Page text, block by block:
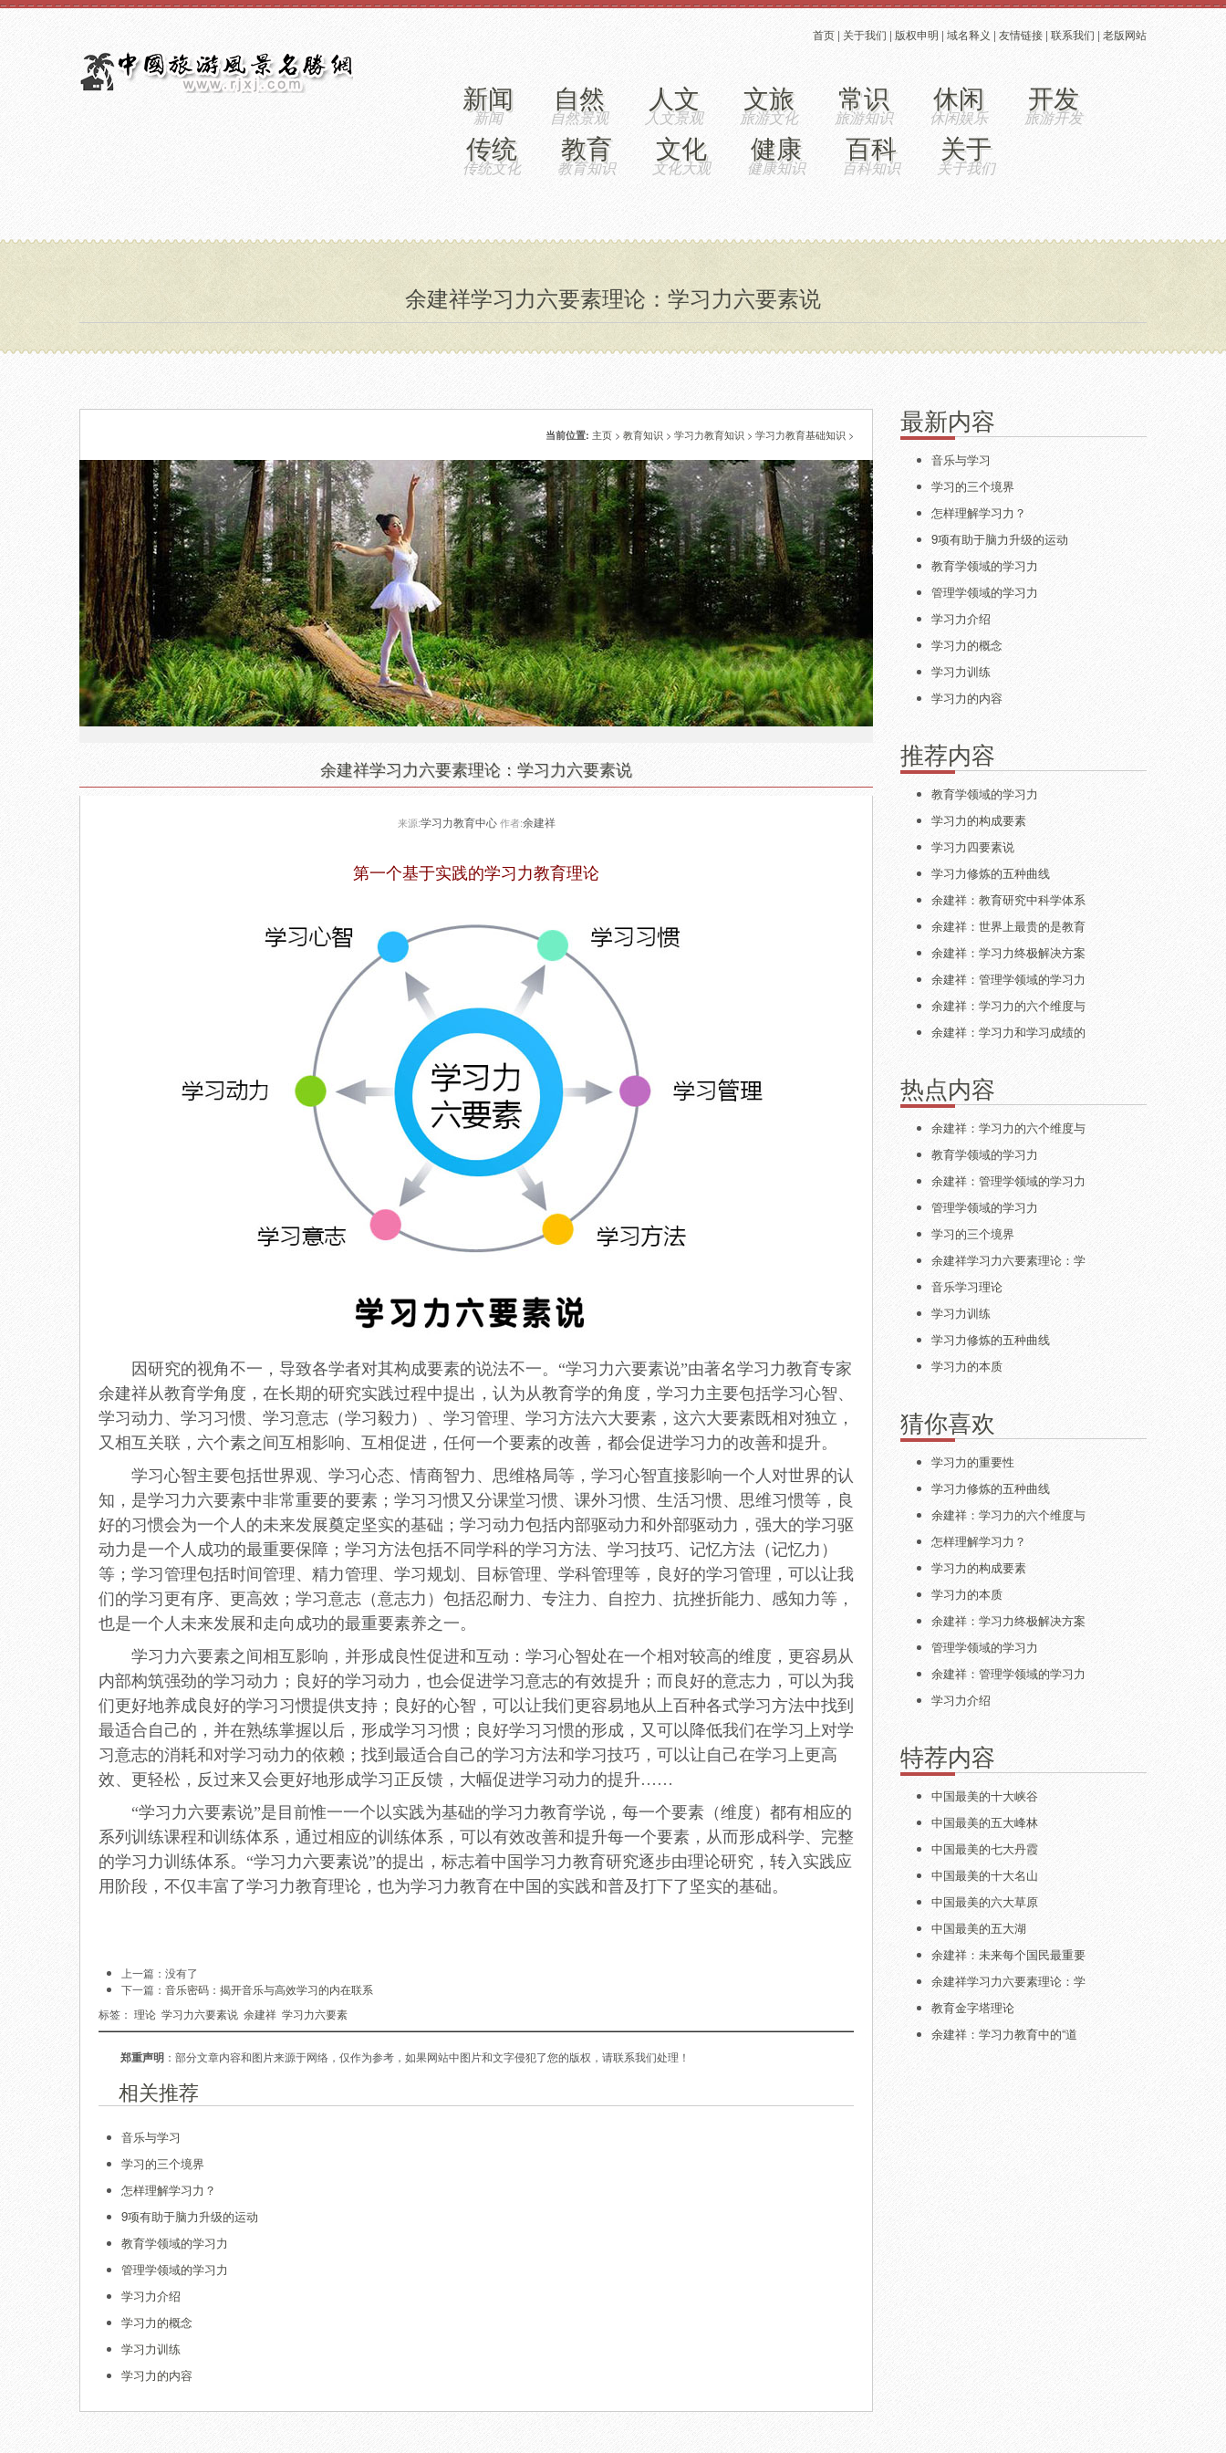
首页 | 关于我们 | 版权申明 | 域名释义 | 友情链接 | 联系我们 | 老版网站
新闻 自然 人文 文旅 常识 休闲
开发
传统
教育 文化 健康 百科 关于
余建祥学习力六要素理论：学习力六要素说
当前位置: 主页 > 教育知识 > 学习力教育知识 > 学习力教育基础知识 >
余建祥学习力六要素理论：学习力六要素说
来源:学习力教育中心作者:余建祥
第一个基于实践的学习力教育理论
因研究的视角不一，导致各学者对其构成要素的说法不一。“学习力六要素说”由著名学习力教育专家
余建祥从教育学角度，在长期的研究实践过程中提出，认为从教育学的角度，学习力主要包括学习心智、
学习动力、学习习惯、学习意志（学习毅力）、学习管理、学习方法六大要素，这六大要素既相对独立，
又相互关联，六个素之间互相影响、互相促进，任何一个要素的改善，都会促进学习力的改善和提升。
学习心智主要包括世界观、学习心态、情商智力、思维格局等，学习心智直接影响一个人对世界的认
知，是学习力六要素中非常重要的要素；学习习惯又分课堂习惯、课外习惯、生活习惯、思维习惯等，良
好的习惯会为一个人的未来发展奠定坚实的基础；学习动力包括内部驱动力和外部驱动力，强大的学习驱
动力是一个人成功的最重要保障；学习方法包括不同学科的学习方法、学习技巧、记忆方法（记忆力）
等；学习管理包括时间管理、精力管理、学习规划、目标管理、学科管理等，良好的学习管理，可以让我
们的学习更有序、更高效；学习意志（意志力）包括忍耐力、专注力、自控力、抗挫折能力、感知力等，
也是一个人未来发展和走向成功的最重要素养之一。
学习力六要素之间相互影响，并形成良性促进和互动：学习心智处在一个相对较高的维度，更容易从
内部构筑强劲的学习动力；良好的学习动力，也会促进学习意志的有效提升；而良好的意志力，可以为我
们更好地养成良好的学习习惯提供支持；良好的心智，可以让我们更容易地从上百种各式学习方法中找到
最适合自己的，并在熟练掌握以后，形成学习习惯；良好学习习惯的形成，又可以降低我们在学习上对学
习意志的消耗和对学习动力的依赖；找到最适合自己的学习方法和学习技巧，可以让自己在学习上更高
效、更轻松，反过来又会更好地形成学习正反馈，大幅促进学习动力的提升……
“学习力六要素说”是目前惟一一个以实践为基础的学习力教育学说，每一个要素（维度）都有相应的
系列训练课程和训练体系，通过相应的训练体系，可以有效改善和提升每一个要素，从而形成科学、完整
的学习力训练体系。“学习力六要素说”的提出，标志着中国学习力教育研究逐步由理论研究，转入实践应
用阶段，不仅丰富了学习力教育理论，也为学习力教育在中国的实践和普及打下了坚实的基础。
上一篇：没有了
下一篇： 音乐密码：揭开音乐与高效学习的内在联系
标签： 理论 学习力六要素说 余建祥 学习力六要素
郑重声明 ：部分文章内容和图片来源于网络，仅作为参考，如果网站中图片和文字侵犯了您的版权，请联系我们处理！
相关推荐
音乐与学习
学习的三个境界
怎样理解学习力？
9项有助于脑力升级的运动
教育学领域的学习力
管理学领域的学习力
学习力介绍
学习力的概念
学习力训练
学习力的内容
最新内容
音乐与学习
学习的三个境界
怎样理解学习力？
9项有助于脑力升级的运动
教育学领域的学习力
管理学领域的学习力
学习力介绍
学习力的概念
学习力训练
学习力的内容
推荐内容
教育学领域的学习力
学习力的构成要素
学习力四要素说
学习力修炼的五种曲线
余建祥：教育研究中科学体系
余建祥：世界上最贵的是教育
余建祥：学习力终极解决方案
余建祥：管理学领域的学习力
余建祥：学习力的六个维度与
余建祥：学习力和学习成绩的
热点内容
余建祥：学习力的六个维度与
教育学领域的学习力
余建祥：管理学领域的学习力
管理学领域的学习力
学习的三个境界
余建祥学习力六要素理论：学
音乐学习理论
学习力训练
学习力修炼的五种曲线
学习力的本质
猜你喜欢
学习力的重要性
学习力修炼的五种曲线
余建祥：学习力的六个维度与
怎样理解学习力？
学习力的构成要素
学习力的本质
余建祥：学习力终极解决方案
管理学领域的学习力
余建祥：管理学领域的学习力
学习力介绍
特荐内容
中国最美的十大峡谷
中国最美的五大峰林
中国最美的七大丹霞
中国最美的十大名山
中国最美的六大草原
中国最美的五大湖
余建祥：未来每个国民最重要
余建祥学习力六要素理论：学
教育金字塔理论
余建祥：学习力教育中的“道